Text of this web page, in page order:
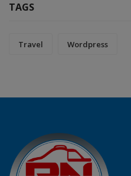
TAGS
Travel Wordpress